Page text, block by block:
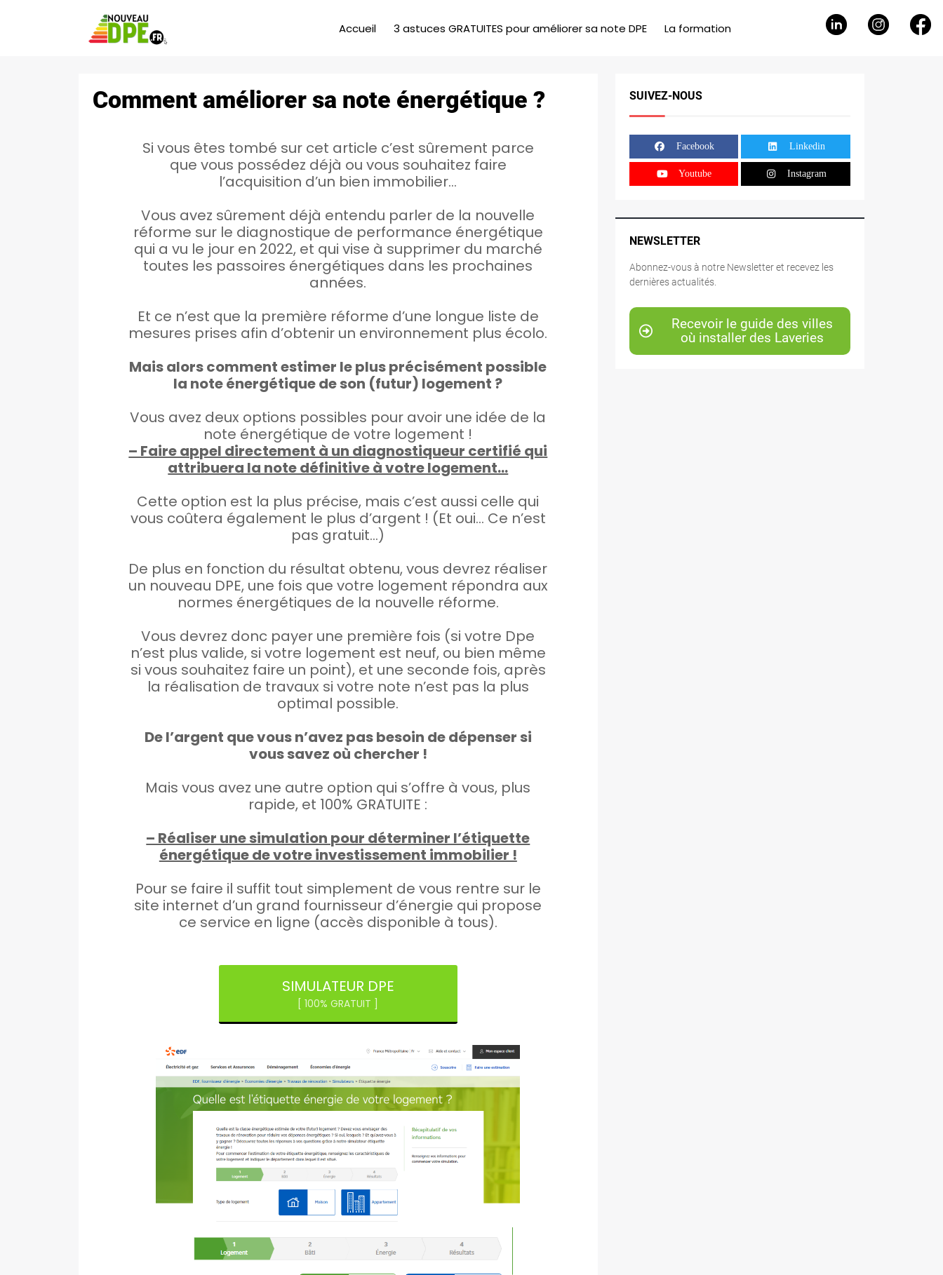
Accueil 3 astuces GRATUITES pour améliorer sa note DPE La formation
Comment améliorer sa note énergétique ?
Si vous êtes tombé sur cet article c’est sûrement parce
que vous possédez déjà ou vous souhaitez faire
l’acquisition d’un bien immobilier…
Vous avez sûrement déjà entendu parler de la nouvelle
réforme sur le diagnostique de performance énergétique
qui a vu le jour en 2022, et qui vise à supprimer du marché
toutes les passoires énergétiques dans les prochaines
années.
Et ce n’est que la première réforme d’une longue liste de
mesures prises afin d’obtenir un environnement plus écolo.
Mais alors comment estimer le plus précisément possible
la note énergétique de son (futur) logement ?
Vous avez deux options possibles pour avoir une idée de la
note énergétique de votre logement !
– Faire appel directement à un diagnostiqueur certifié qui
attribuera la note définitive à votre logement…
Cette option est la plus précise, mais c’est aussi celle qui
vous coûtera également le plus d’argent ! (Et oui… Ce n’est
pas gratuit…)
De plus en fonction du résultat obtenu, vous devrez réaliser
un nouveau DPE, une fois que votre logement répondra aux
normes énergétiques de la nouvelle réforme.
Vous devrez donc payer une première fois (si votre Dpe
n’est plus valide, si votre logement est neuf, ou bien même
si vous souhaitez faire un point), et une seconde fois, après
la réalisation de travaux si votre note n’est pas la plus
optimal possible.
De l’argent que vous n’avez pas besoin de dépenser si
vous savez où chercher !
Mais vous avez une autre option qui s’offre à vous, plus
rapide, et 100% GRATUITE :
– Réaliser une simulation pour déterminer l’étiquette
énergétique de votre investissement immobilier !
Pour se faire il suffit tout simplement de vous rentre sur le
site internet d’un grand fournisseur d’énergie qui propose
ce service en ligne (accès disponible à tous).
SIMULATEUR DPE
[ 100% GRATUIT ]
SUIVEZ-NOUS
Facebook Linkedin
Youtube Instagram
NEWSLETTER
Abonnez-vous à notre Newsletter et recevez les
dernières actualités.
Recevoir le guide des villes
où installer des Laveries